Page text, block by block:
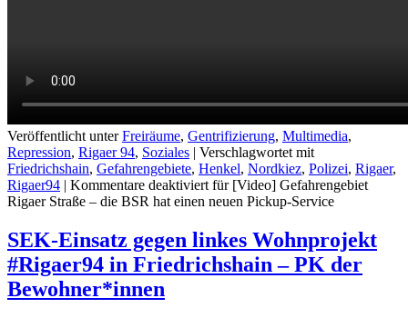
Veröffentlicht unter Freiräume, Gentrifizierung, Multimedia,
Repression, Rigaer 94, Soziales | Verschlagwortet mit
Friedrichshain, Gefahrengebiete, Henkel, Nordkiez, Polizei, Rigaer,
Rigaer94 | Kommentare deaktiviert für [Video] Gefahrengebiet
Rigaer Straße – die BSR hat einen neuen Pickup-Service
SEK-Einsatz gegen linkes Wohnprojekt
#Rigaer94 in Friedrichshain – PK der
Bewohner*innen